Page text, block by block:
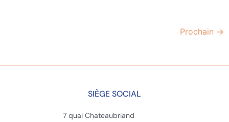
Prochain →
SIÈGE SOCIAL
7 quai Chateaubriand